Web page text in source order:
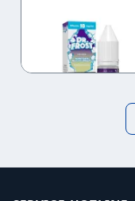
Honeydew &
Blackcurrant -
Dr. Frost
8,90 € 9,59 €